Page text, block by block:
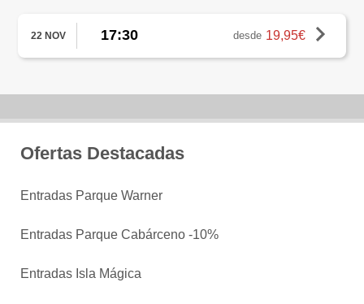
22 NOV 17:30 desde 19,95€
Ofertas Destacadas
Entradas Parque Warner
Entradas Parque Cabárceno -10%
Entradas Isla Mágica